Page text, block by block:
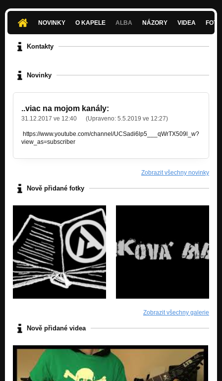
NOVINKY O KAPELE ALBA NÁZORY VIDEA
Kontakty
Novinky
..viac na mojom kanály:
31.12.2017 ve 12:40 (Upraveno: 5.5.2019 ve 12:27)
https://www.youtube.com/channel/UCSadi6lp5___qWrTX509l_w?
view_as=subscriber
Zobrazit všechny novinky
Nově přidané fotky
Zobrazit všechny galerie
Nově přidané videa